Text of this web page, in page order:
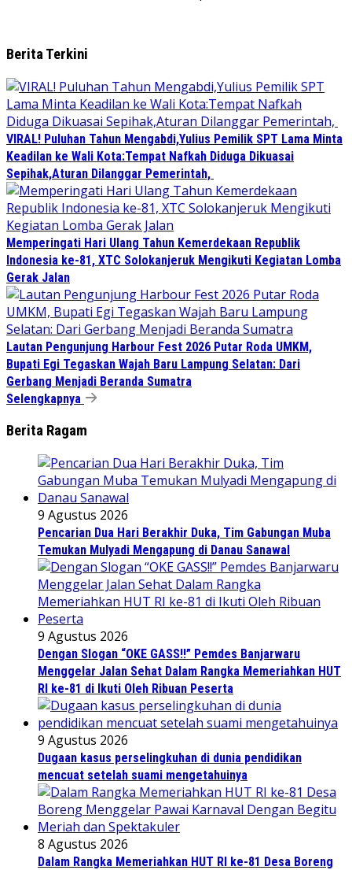
Berita Terkini
VIRAL! Puluhan Tahun Mengabdi,Yulius Pemilik SPT Lama Minta
Keadilan ke Wali Kota:Tempat Nafkah Diduga Dikuasai
Sepihak,Aturan Dilanggar Pemerintah,
Memperingati Hari Ulang Tahun Kemerdekaan Republik
Indonesia ke-81, XTC Solokanjeruk Mengikuti Kegiatan Lomba
Gerak Jalan
Lautan Pengunjung Harbour Fest 2026 Putar Roda UMKM,
Bupati Egi Tegaskan Wajah Baru Lampung Selatan: Dari
Gerbang Menjadi Beranda Sumatra
Selengkapnya
Berita Ragam
9 Agustus 2026
Pencarian Dua Hari Berakhir Duka, Tim Gabungan Muba
Temukan Mulyadi Mengapung di Danau Sanawal
9 Agustus 2026
Dengan Slogan “OKE GASS!!” Pemdes Banjarwaru
Menggelar Jalan Sehat Dalam Rangka Memeriahkan HUT
RI ke-81 di Ikuti Oleh Ribuan Peserta
9 Agustus 2026
Dugaan kasus perselingkuhan di dunia pendidikan
mencuat setelah suami mengetahuinya
8 Agustus 2026
Dalam Rangka Memeriahkan HUT RI ke-81 Desa Boreng